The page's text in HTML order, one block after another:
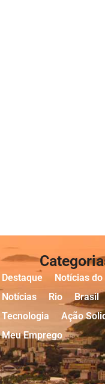
Destaque
Notícias
Notícias
Rio Brasil
Tecnologia
Ação
Meu Emprego